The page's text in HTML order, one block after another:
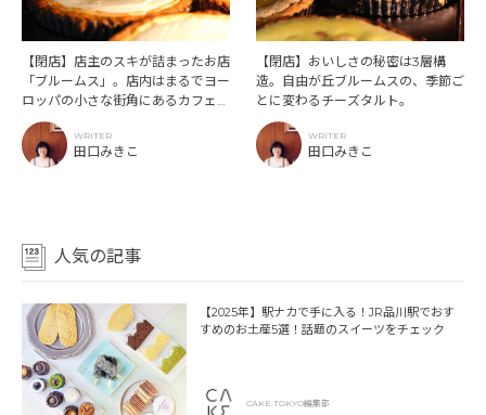
【閉店】店主のスキが詰まったお店
「ブルームス」。店内はまるでヨー
ロッパの小さな街角にあるカフェの
よう。
WRITER
田口みきこ
【閉店】おいしさの秘密は3層構
造。自由が丘ブルームスの、季節ご
とに変わるチーズタルト。
WRITER
田口みきこ
人気の記事
【2025年】駅ナカで手に入る！JR品川駅でおす
すめのお土産5選！話題のスイーツをチェック
CAKE.TOKYO編集部